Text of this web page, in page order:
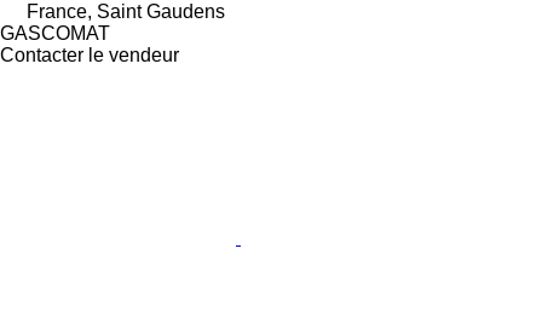
France, Saint Gaudens
GASCOMAT
Contacter le vendeur